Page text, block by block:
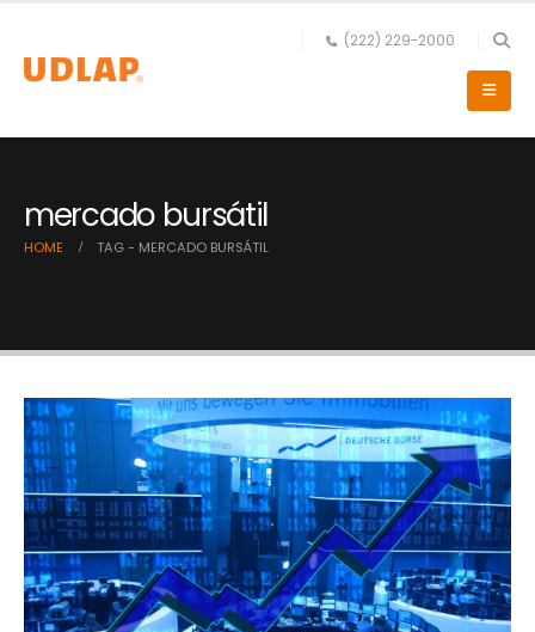
(222) 229-2000
mercado bursátil
HOME TAG - MERCADO BURSÁTIL